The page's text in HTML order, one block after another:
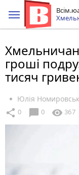
гроші
тисяч
Юлія
share 0 chat_bubble 0 visibility 367